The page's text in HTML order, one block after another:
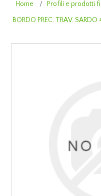
Home / Profili e prodotti
BORDO PREC. TRAV.